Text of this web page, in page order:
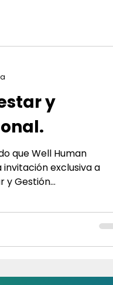
y
que Well Human
exclusiva a
y Gestión...